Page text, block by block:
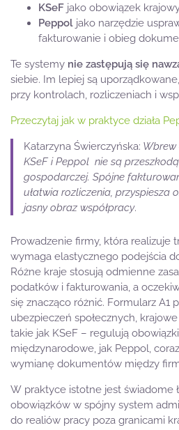
KSeF jako obowiązek
Peppol jako narzędzie
fakturowanie i obieg
Te systemy nie zastępują się
siebie. Im lepiej są
przy kontrolach, rozliczeniach i
Przeczytaj jak w praktyce działa
Katarzyna Świerczyńska: Wbrew
KSeF i Peppol nie są
gospodarczej. Spójne
ułatwia rozliczenia, przyspiesza
jasny obraz współpracy.
Prowadzenie firmy, która realizuje
wymaga elastycznego podejścia
Różne kraje stosują odmienne
podatków i fakturowania, a
się znacząco różnić. Formularz A1
ubezpieczeń społecznych,
takie jak KSeF – regulują
międzynarodowe, jak Peppol,
wymianę dokumentów między
W praktyce istotne jest świadome
obowiązków w spójny system
do realiów pracy poza granicami